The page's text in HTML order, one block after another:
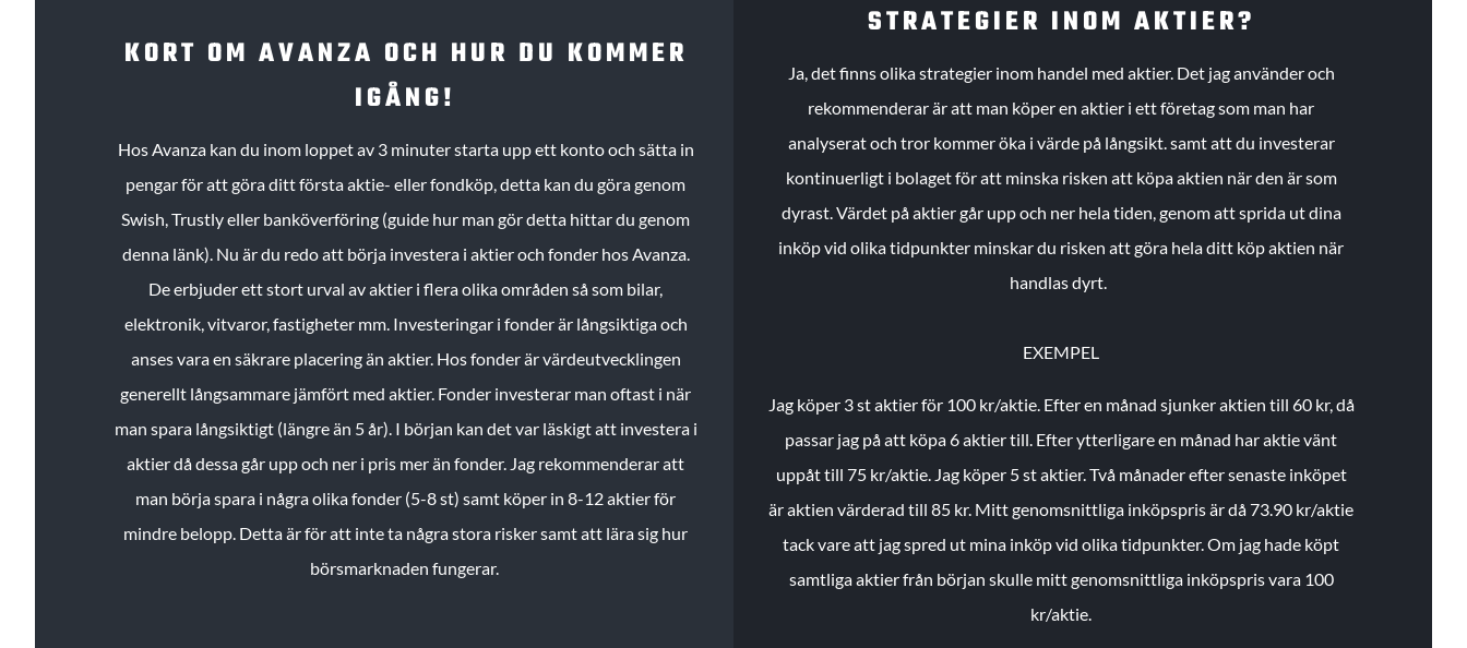
KORT OM AVANZA OCH HUR DU KOMMER
IGÅNG!
Hos Avanza kan du inom loppet av 3 minuter starta upp ett konto och sätta in
pengar för att göra ditt första aktie- eller fondköp, detta kan du göra genom
Swish, Trustly eller banköverföring (guide hur man gör detta hittar du genom
denna länk). Nu är du redo att börja investera i aktier och fonder hos Avanza.
De erbjuder ett stort urval av aktier i flera olika områden så som bilar,
elektronik, vitvaror, fastigheter mm. Investeringar i fonder är långsiktiga och
anses vara en säkrare placering än aktier. Hos fonder är värdeutvecklingen
generellt långsammare jämfört med aktier. Fonder investerar man oftast i när
man spara långsiktigt (längre än 5 år). I början kan det var läskigt att investera i
aktier då dessa går upp och ner i pris mer än fonder. Jag rekommenderar att
man börja spara i några olika fonder (5-8 st) samt köper in 8-12 aktier för
mindre belopp. Detta är för att inte ta några stora risker samt att lära sig hur
börsmarknaden fungerar.
STRATEGIER INOM AKTIER?
Ja, det finns olika strategier inom handel med aktier. Det jag använder och
rekommenderar är att man köper en aktier i ett företag som man har
analyserat och tror kommer öka i värde på långsikt. samt att du investerar
kontinuerligt i bolaget för att minska risken att köpa aktien när den är som
dyrast. Värdet på aktier går upp och ner hela tiden, genom att sprida ut dina
inköp vid olika tidpunkter minskar du risken att göra hela ditt köp aktien när
handlas dyrt.
EXEMPEL
Jag köper 3 st aktier för 100 kr/aktie. Efter en månad sjunker aktien till 60 kr, då
passar jag på att köpa 6 aktier till. Efter ytterligare en månad har aktie vänt
uppåt till 75 kr/aktie. Jag köper 5 st aktier.Två månader efter senaste inköpet
är aktien värderad till 85 kr. Mitt genomsnittliga inköpspris är då 73.90 kr/aktie
tack vare att jag spred ut mina inköp vid olika tidpunkter. Om jag hade köpt
samtliga aktier från början skulle mitt genomsnittliga inköpspris vara 100
kr/aktie.